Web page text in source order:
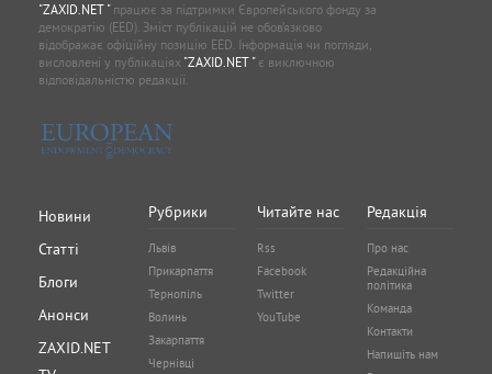
"ZAXID.NET "працює за підтримки Європейського фонду за
демократію (EED). Зміст публікацій не обов’язково
відображає офіційну позицію EED. Інформація чи погляди,
висловлені у публікаціях "ZAXID.NET "є виключною
відповідальністю редакції.
Новини
Статті
Блоги
Анонси
ZAXID.NET
Рубрики
Львів
Прикарпаття
Тернопіль
Волинь
Закарпаття
Чернівці
Читайте нас
Rss
Facebook
Twitter
YouTube
Редакція
Про нас
Редакційна
політика
Команда
Контакти
Напишіть нам